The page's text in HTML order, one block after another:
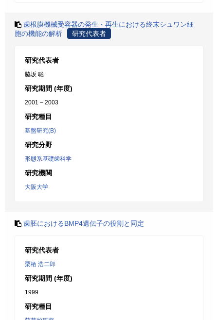
歯根膜機械受容器の発生・再生における終末シュワン細
胞の機能の解析
研究代表者
研究代表者
脇坂 聡
研究期間 (年度)
2001 – 2003
研究種目
基盤研究(B)
研究分野
形態系基礎歯科学
研究機関
大阪大学
歯胚におけるBMP4遺伝子の役割と同定
研究代表者
栗栖 浩二郎
研究期間 (年度)
1999
研究種目